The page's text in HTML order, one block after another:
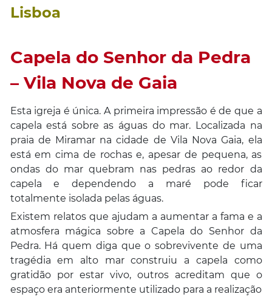
Lisboa
Capela do Senhor da Pedra
– Vila Nova de Gaia
Esta igreja é única. A primeira impressão é de que a
capela está sobre as águas do mar. Localizada na
praia de Miramar na cidade de Vila Nova Gaia, ela
está em cima de rochas e, apesar de pequena, as
ondas do mar quebram nas pedras ao redor da
capela e dependendo a maré pode ficar
totalmente isolada pelas águas.
Existem relatos que ajudam a aumentar a fama e a
atmosfera mágica sobre a Capela do Senhor da
Pedra. Há quem diga que o sobrevivente de uma
tragédia em alto mar construiu a capela como
gratidão por estar vivo, outros acreditam que o
espaço era anteriormente utilizado para a realização